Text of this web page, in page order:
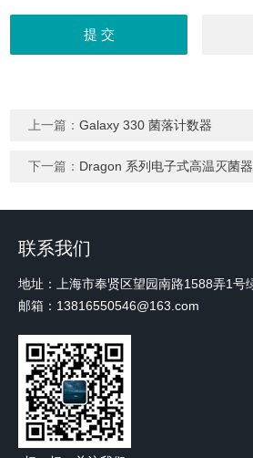
上一篇：Galaxy 330 菌落计数器
下一篇： Dragon 系列电子式高温灭菌器
联系我们
邮箱：13816550546@163.com